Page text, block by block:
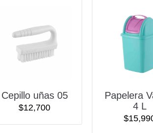
Cepillo uñas 05
$12,700
Papelera
4 L
$